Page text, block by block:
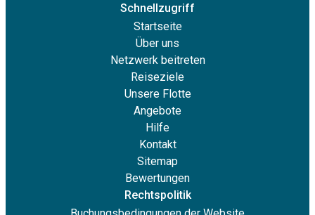
Schnellzugriff
Startseite
Über uns
Netzwerk beitreten
Reiseziele
Unsere Flotte
Angebote
Hilfe
Kontakt
Sitemap
Bewertungen
Rechtspolitik